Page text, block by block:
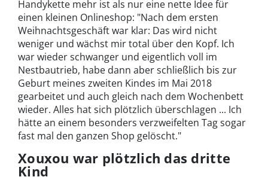
Handykette mehr ist als nur eine nette Idee für
einen kleinen Onlineshop: "Nach dem ersten
Weihnachtsgeschäft war klar: Das wird nicht
weniger und wächst mir total über den Kopf. Ich
war wieder schwanger und eigentlich voll im
Nestbautrieb, habe dann aber schließlich bis zur
Geburt meines zweiten Kindes im Mai 2018
gearbeitet und auch gleich nach dem Wochenbett
wieder. Alles hat sich plötzlich überschlagen ... Ich
hätte an einem besonders verzweifelten Tag sogar
fast mal den ganzen Shop gelöscht."
Xouxou war plötzlich das dritte
Kind